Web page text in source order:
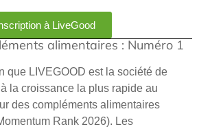
à LiveGood
alimentaires : Numéro 1
que LIVEGOOD est la société de
la croissance la plus rapide au
des compléments alimentaires
Rank 2026). Les